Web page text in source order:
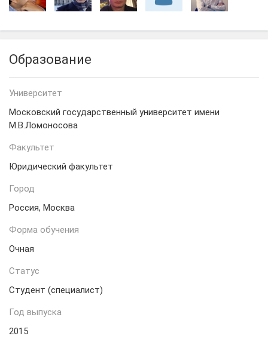
Образование
Университет
Московский государственный университет имени
М.В.Ломоносова
Факультет
Юридический факультет
Город
Россия, Москва
Форма обучения
Очная
Статус
Студент (специалист)
Год выпуска
2015